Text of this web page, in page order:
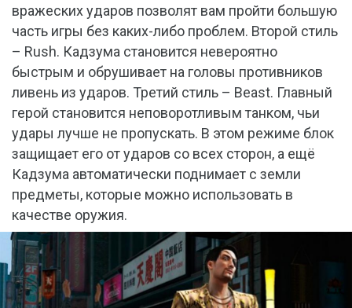
вражеских ударов позволят вам пройти большую
часть игры без каких-либо проблем. Второй стиль
– Rush. Кадзума становится невероятно
быстрым и обрушивает на головы противников
ливень из ударов. Третий стиль – Beast. Главный
герой становится неповоротливым танком, чьи
удары лучше не пропускать. В этом режиме блок
защищает его от ударов со всех сторон, а ещё
Кадзума автоматически поднимает с земли
предметы, которые можно использовать в
качестве оружия.